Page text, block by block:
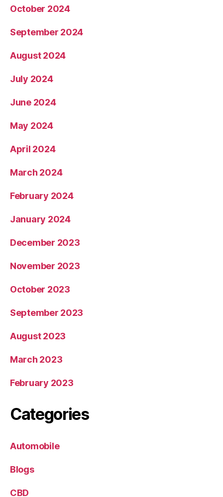
October 2024
September 2024
August 2024
July 2024
June 2024
May 2024
April 2024
March 2024
February 2024
January 2024
December 2023
November 2023
October 2023
September 2023
August 2023
March 2023
February 2023
Categories
Automobile
Blogs
CBD